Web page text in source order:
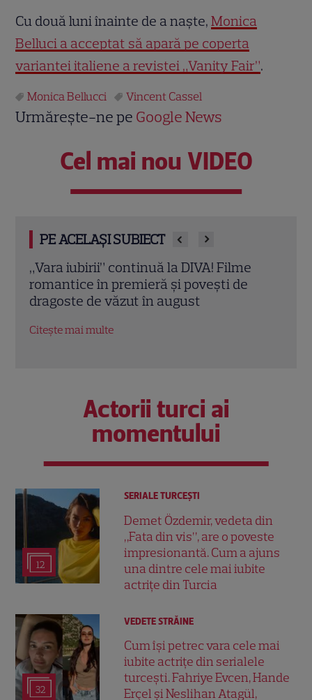
Cu două luni înainte de a naşte,Monica
Belluci a acceptat să apară pe coperta
variantei italiene a revistei „Vanity Fair”.
Monica Bellucci Vincent Cassel
Urmărește-ne pe Google News
Cel mai nou VIDEO
PE ACELAȘI SUBIECT
continuă la DIVA! Filme
în premieră și povești de
de văzut în august
multe
Eva Pavel a
sezon „Apel la
Actorii turci ai
momentului
12
SERIALE TURCEŞTI
Demet Özdemir, vedeta din
„Fata din vis”, are o poveste
impresionantă. Cum a ajuns
una dintre cele mai iubite
actrițe din Turcia
32
VEDETE STRĂINE
Cum își petrec vara cele mai
iubite actrițe din serialele
turcești. Fahriye Evcen, Hande
Erçel și Neslihan Atagül,